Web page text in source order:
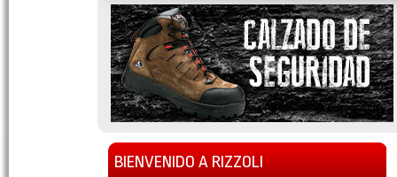
BIENVENIDO A RIZZOLI